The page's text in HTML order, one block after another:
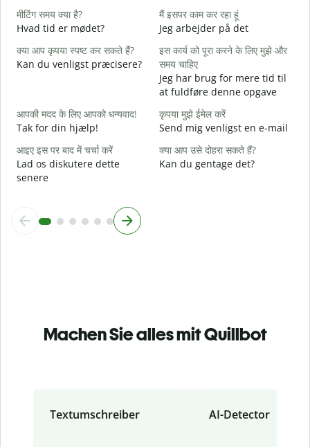
मीटिंग समय क्या है?
Hvad tid er mødet?
मैं इसपर काम कर रहा हूं
Jeg arbejder på det
क्या आप कृपया स्पष्ट कर सकते हैं?
Kan du venligst præcisere?
इस कार्य को पूरा करने के लिए मुझे और
समय चाहिए
Jeg har brug for mere tid til
at fuldføre denne opgave
आपकी मदद के लिए आपको धन्यवाद!
Tak for din hjælp!
कृपया मुझे ईमेल करें
Send mig venligst en e-mail
आइए इस पर बाद में चर्चा करें
Lad os diskutere dette
senere
क्या आप उसे दोहरा सकते हैं?
Kan du gentage det?
Machen Sie alles mit Quillbot
Textumschreiber AI-Detector